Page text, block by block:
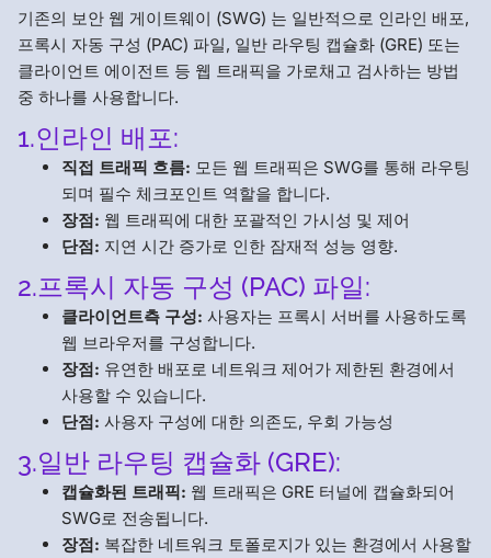
기존의 보안 웹 게이트웨이 (SWG) 는 일반적으로 인라인 배포,
프록시 자동 구성 (PAC) 파일, 일반 라우팅 캡슐화 (GRE) 또는
클라이언트 에이전트 등 웹 트래픽을 가로채고 검사하는 방법
중 하나를 사용합니다.
1.인라인 배포:
직접 트래픽 흐름: 모든 웹 트래픽은 SWG를 통해 라우팅
되며 필수 체크포인트 역할을 합니다.
장점: 웹 트래픽에 대한 포괄적인 가시성 및 제어
단점: 지연 시간 증가로 인한 잠재적 성능 영향.
2.프록시 자동 구성 (PAC) 파일:
클라이언트측 구성: 사용자는 프록시 서버를 사용하도록
웹 브라우저를 구성합니다.
장점: 유연한 배포로 네트워크 제어가 제한된 환경에서
사용할 수 있습니다.
단점: 사용자 구성에 대한 의존도, 우회 가능성
3.일반 라우팅 캡슐화 (GRE):
캡슐화된 트래픽: 웹 트래픽은 GRE 터널에 캡슐화되어
SWG로 전송됩니다.
장점: 복잡한 네트워크 토폴로지가 있는 환경에서 사용할